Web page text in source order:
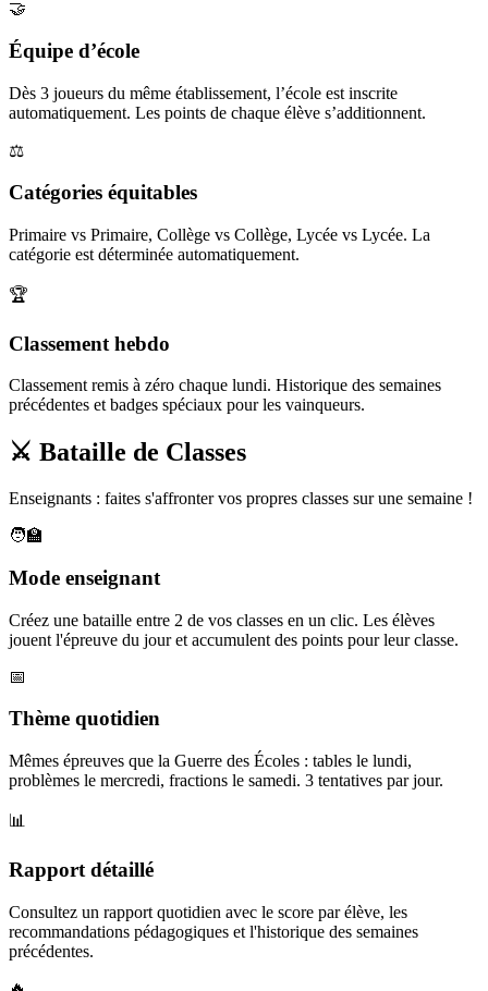
🤝
Équipe d’école
Dès 3 joueurs du même établissement, l’école est inscrite
automatiquement. Les points de chaque élève s’additionnent.
⚖️
Catégories équitables
Primaire vs Primaire, Collège vs Collège, Lycée vs Lycée. La
catégorie est déterminée automatiquement.
🏆
Classement hebdo
Classement remis à zéro chaque lundi. Historique des semaines
précédentes et badges spéciaux pour les vainqueurs.
⚔️ Bataille de Classes
Enseignants : faites s'affronter vos propres classes sur une semaine !
🧑‍🏫
Mode enseignant
Créez une bataille entre 2 de vos classes en un clic. Les élèves
jouent l'épreuve du jour et accumulent des points pour leur classe.
📅
Thème quotidien
Mêmes épreuves que la Guerre des Écoles : tables le lundi,
problèmes le mercredi, fractions le samedi. 3 tentatives par jour.
📊
Rapport détaillé
Consultez un rapport quotidien avec le score par élève, les
recommandations pédagogiques et l'historique des semaines
précédentes.